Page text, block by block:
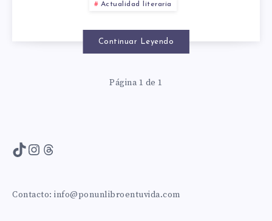
ESPAÑA:
ANÁLISIS
LA
DÉCADA
Actualidad literaria
Continuar Leyendo
Página 1 de 1
TikTok
Instagram
Threads
Contacto: info@ponunlibroentuvida.com